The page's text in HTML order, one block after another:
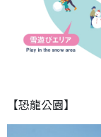
【恐龍公園】